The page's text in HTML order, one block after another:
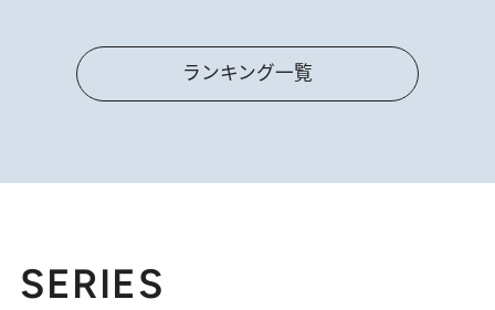
ランキング一覧
SERIES